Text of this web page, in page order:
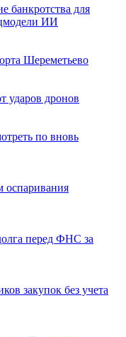
банкротства для
ИИ
Шереметьево
ударов дронов
по вновь
оспаривания
перед ФНС за
закупок без учета